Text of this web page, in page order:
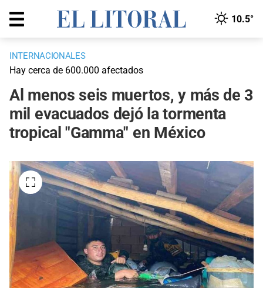
10.5°
INTERNACIONALES
Hay cerca de 600.000 afectados
Al menos seis muertos, y más de 3
mil evacuados dejó la tormenta
tropical "Gamma" en México